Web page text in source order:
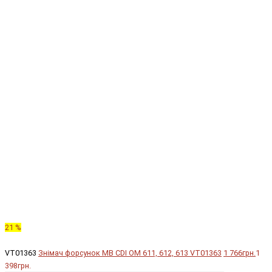
21 %
VT01363 Знімач форсунок MB CDI OM 611, 612, 613 VT01363 1 766грн.1
398грн.